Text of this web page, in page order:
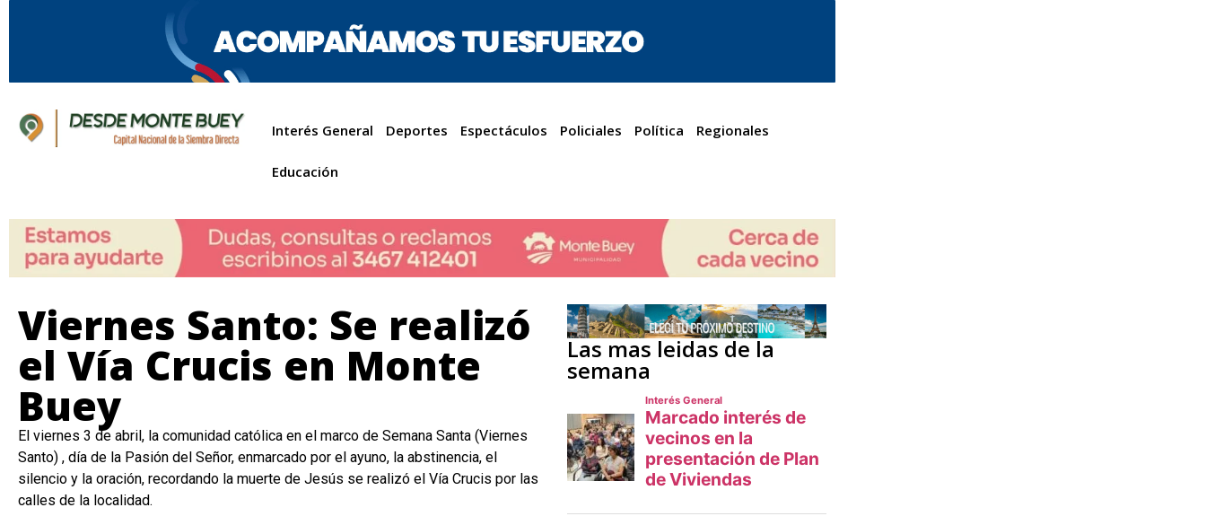
Interés General Deportes Espectáculos Policiales Política Regionales
Educación
Viernes Santo: Se realizó
el Vía Crucis en Monte
Buey
El viernes 3 de abril, la comunidad católica en el marco de Semana Santa (Viernes
Santo) , día de la Pasión del Señor, enmarcado por el ayuno, la abstinencia, el
silencio y la oración, recordando la muerte de Jesús se realizó el Vía Crucis por las
calles de la localidad.
Las mas leidas de la
semana